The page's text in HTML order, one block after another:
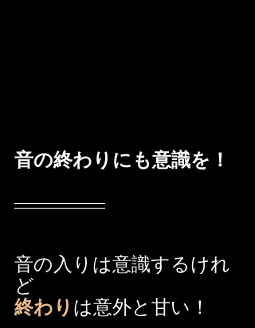
音の終わりにも意識を！
音の入りは意識するけれ
ど
終わり は意外と甘い！